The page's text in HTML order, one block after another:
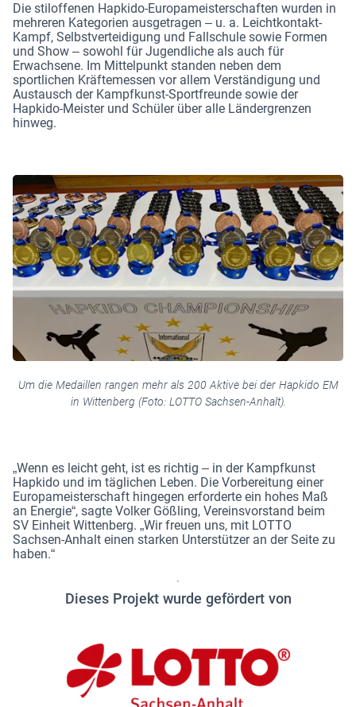
Die stiloffenen Hapkido-Europameisterschaften wurden in
mehreren Kategorien ausgetragen – u. a. Leichtkontakt-
Kampf, Selbstverteidigung und Fallschule sowie Formen
und Show – sowohl für Jugendliche als auch für
Erwachsene. Im Mittelpunkt standen neben dem
sportlichen Kräftemessen vor allem Verständigung und
Austausch der Kampfkunst-Sportfreunde sowie der
Hapkido-Meister und Schüler über alle Ländergrenzen
hinweg.
Um die Medaillen rangen mehr als 200 Aktive bei der Hapkido EM
in Wittenberg (Foto: LOTTO Sachsen-Anhalt).
„Wenn es leicht geht, ist es richtig – in der Kampfkunst
Hapkido und im täglichen Leben. Die Vorbereitung einer
Europameisterschaft hingegen erforderte ein hohes Maß
an Energie“, sagte Volker Gößling, Vereinsvorstand beim
SV Einheit Wittenberg. „Wir freuen uns, mit LOTTO
Sachsen-Anhalt einen starken Unterstützer an der Seite zu
haben.“
Dieses Projekt wurde gefördert von